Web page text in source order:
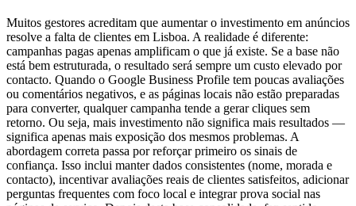
Muitos gestores acreditam que aumentar o investimento em anúncios
resolve a falta de clientes em Lisboa. A realidade é diferente:
campanhas pagas apenas amplificam o que já existe. Se a base não
está bem estruturada, o resultado será sempre um custo elevado por
contacto. Quando o Google Business Profile tem poucas avaliações
ou comentários negativos, e as páginas locais não estão preparadas
para converter, qualquer campanha tende a gerar cliques sem
retorno. Ou seja, mais investimento não significa mais resultados —
significa apenas mais exposição dos mesmos problemas. A
abordagem correta passa por reforçar primeiro os sinais de
confiança. Isso inclui manter dados consistentes (nome, morada e
contacto), incentivar avaliações reais de clientes satisfeitos, adicionar
perguntas frequentes com foco local e integrar prova social nas